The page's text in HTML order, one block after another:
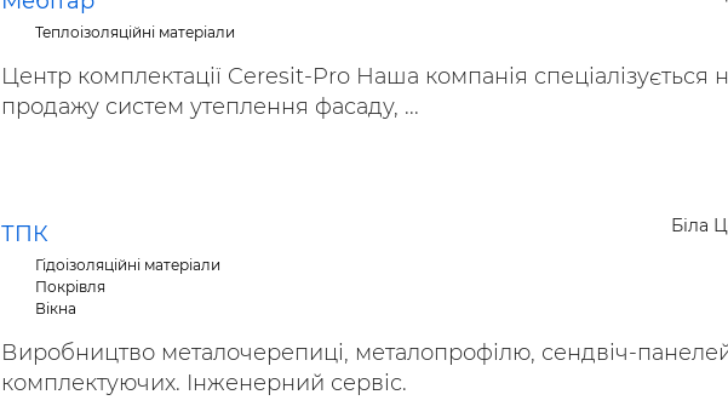
Теплоізоляційні матеріали
Центр комплектації Ceresit-Pro Наша компанія спеціалізується
продажу систем утеплення фасаду, ...
Біла
ТПК
Гідоізоляційні матеріали
Покрівля
Вікна
Виробництво металочерепиці, металопрофілю, сендвіч-панелей
комплектуючих. Інженерний сервіс.